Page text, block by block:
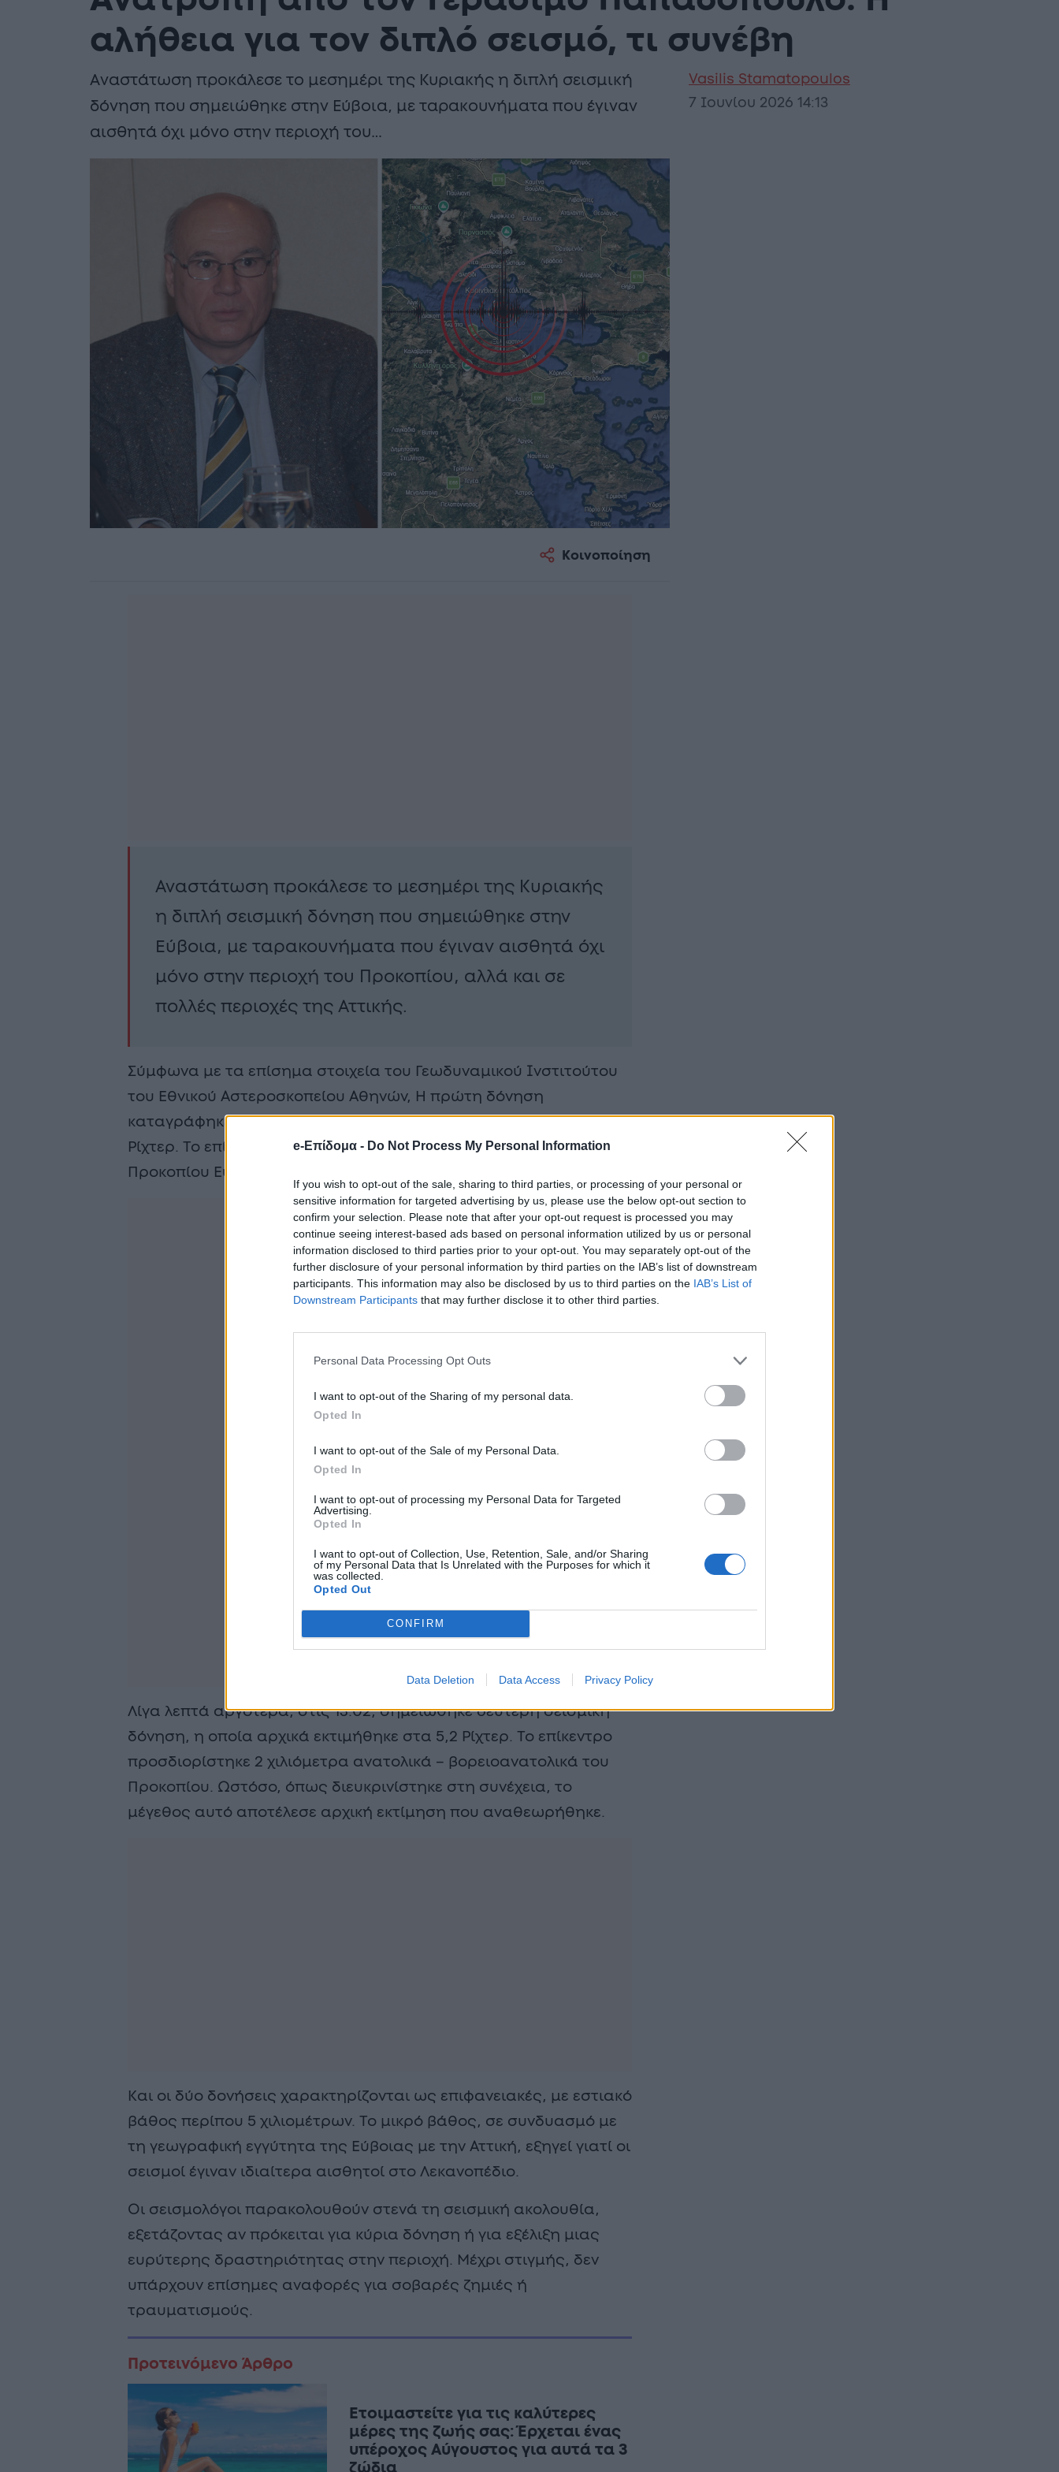
e-Επίδομα - Do Not Process My Personal Information
If you wish to opt-out of the sale, sharing to third parties, or processing of your personal or
sensitive information for targeted advertising by us, please use the below opt-out section to
confirm your selection. Please note that after your opt-out request is processed you may
continue seeing interest-based ads based on personal information utilized by us or personal
information disclosed to third parties prior to your opt-out. You may separately opt-out of the
further disclosure of your personal information by third parties on the IAB’s list of downstream
participants. This information may also be disclosed by us to third parties on the IAB’s List of
Downstream Participants that may further disclose it to other third parties.
Personal Data Processing Opt Outs
I want to opt-out of the Sharing of my personal data.
Opted In
I want to opt-out of the Sale of my Personal Data.
Opted In
I want to opt-out of processing my Personal Data for Targeted
Advertising.
Opted In
I want to opt-out of Collection, Use, Retention, Sale, and/or Sharing
of my Personal Data that Is Unrelated with the Purposes for which it
was collected.
Opted Out
CONFIRM
Data Deletion Data Access Privacy Policy
αλήθεια για τον διπλό σεισμό, τι συνέβη
Αναστάτωση προκάλεσε το μεσημέρι της Κυριακής η διπλή σεισμική
δόνηση που σημειώθηκε στην Εύβοια, με ταρακουνήματα που έγιναν
αισθητά όχι μόνο στην περιοχή του…
Vasilis Stamatopoulos
7 Ιουνίου 2026 14:13
Κοινοποίηση
Αναστάτωση προκάλεσε το μεσημέρι της Κυριακής
η διπλή σεισμική δόνηση που σημειώθηκε στην
Εύβοια, με ταρακουνήματα που έγιναν αισθητά όχι
μόνο στην περιοχή του Προκοπίου, αλλά και σε
πολλές περιοχές της Αττικής.
Σύμφωνα με τα επίσημα στοιχεία του Γεωδυναμικού Ινστιτούτου
του Εθνικού Αστεροσκοπείου Αθηνών, Η πρώτη δόνηση
καταγράφηκε στις 12:58 και είχε μέγεθος 4,8 βαθμών της κλίμακας
Ρίχτερ. Το επίκεντρο εντοπίστηκε 6 χιλιόμετρα νότια του
Προκοπίου Ευβοίας.
Λίγα λεπτά αργότερα, στις 13:02, σημειώθηκε δεύτερη σεισμική
δόνηση, η οποία αρχικά εκτιμήθηκε στα 5,2 Ρίχτερ. Το επίκεντρο
προσδιορίστηκε 2 χιλιόμετρα ανατολικά – βορειοανατολικά του
Προκοπίου. Ωστόσο, όπως διευκρινίστηκε στη συνέχεια, το
μέγεθος αυτό αποτέλεσε αρχική εκτίμηση που αναθεωρήθηκε.
Και οι δύο δονήσεις χαρακτηρίζονται ως επιφανειακές, με εστιακό
βάθος περίπου 5 χιλιομέτρων. Το μικρό βάθος, σε συνδυασμό με
τη γεωγραφική εγγύτητα της Εύβοιας με την Αττική, εξηγεί γιατί οι
σεισμοί έγιναν ιδιαίτερα αισθητοί στο Λεκανοπέδιο.
Οι σεισμολόγοι παρακολουθούν στενά τη σεισμική ακολουθία,
εξετάζοντας αν πρόκειται για κύρια δόνηση ή για εξέλιξη μιας
ευρύτερης δραστηριότητας στην περιοχή. Μέχρι στιγμής, δεν
υπάρχουν επίσημες αναφορές για σοβαρές ζημιές ή
τραυματισμούς.
Προτεινόμενο Άρθρο
Ετοιμαστείτε για τις καλύτερες
μέρες της ζωής σας: Έρχεται ένας
υπέροχος Αύγουστος για αυτά τα 3
ζώδια